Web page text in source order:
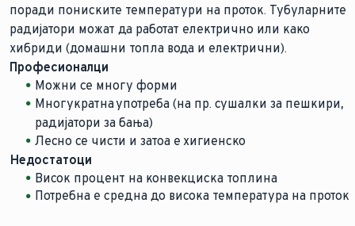
поради пониските температури на проток. Тубуларните
радијатори можат да работат електрично или како
хибриди (домашни топла вода и електрични).
Професионалци
Можни се многу форми
Многукратна употреба (на пр. сушалки за пешкири,
радијатори за бања)
Лесно се чисти и затоа е хигиенско
Недостатоци
Висок процент на конвекциска топлина
Потребна е средна до висока температура на проток